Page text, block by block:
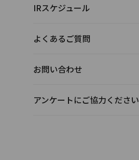
IRスケジュール
よくあるご質問
お問い合わせ
アンケートにご協力ください